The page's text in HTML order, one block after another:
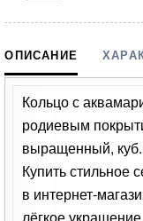
ОПИСАНИЕ
Кольцо с
родиевым
выращенный,
Купить стильное
в интернет-